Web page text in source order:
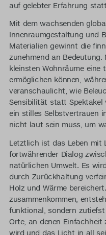
auf gelebter Erfahrung
Mit dem wachsenden
Innenraumgestaltung und
Materialien gewinnt die
zunehmend an
kleinsten Wohnräume eine
ermöglichen können,
veranschaulicht, wie
Sensibilität statt Spektakel
ein stilles Selbstvertrauen
nicht laut sein muss, um
Letztlich ist das Leben mit
fortwährender Dialog
natürlichen Umwelt. Es
durch Zurückhaltung
Holz und Wärme
zusammenkommen,
funktional, sondern
Orte, an denen Einfachheit
wird und das Licht in all